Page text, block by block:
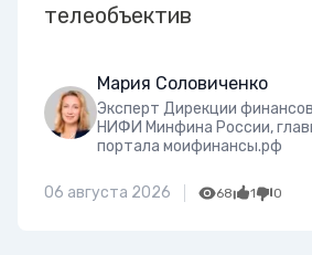
телеобъектив
Мария Соловиченко
Эксперт Дирекции
НИФИ Минфина России,
портала моифинансы.рф
06 августа 2026 68 1 0